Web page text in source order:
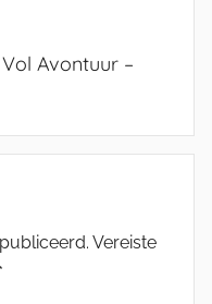
Avontuur –
Vereiste
*